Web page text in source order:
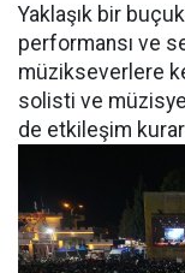
Yaklaşık bir
performansı ve
müzikseverlere
solisti ve
de etkileşim